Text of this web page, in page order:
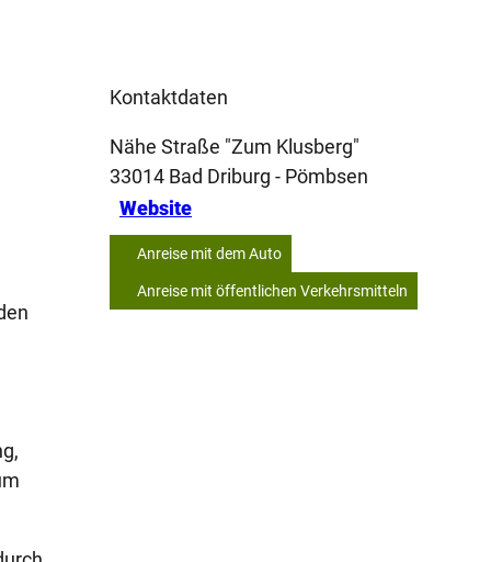
Kontaktdaten
Nähe Straße "Zum Klusberg"
33014 Bad Driburg - Pömbsen
Website
Anreise mit dem Auto
Anreise mit öffentlichen Verkehrsmitteln